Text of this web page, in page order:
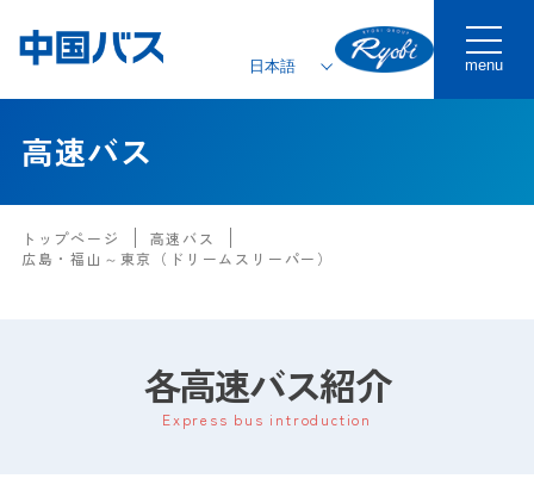
menu
高速バス
トップページ
高速バス
広島・福山～東京（ドリームスリーパー）
各高速バス紹介
Express bus introduction